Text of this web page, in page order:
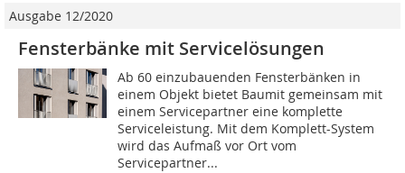
Ausgabe 12/2020
Fensterbänke mit ­Servicelösungen
Ab 60 einzubauenden Fensterbänken in
einem Objekt bietet Baumit gemeinsam mit
einem Servicepartner eine komplette
Serviceleistung. Mit dem Komplett-System
wird das Aufmaß vor Ort vom
Servicepartner...